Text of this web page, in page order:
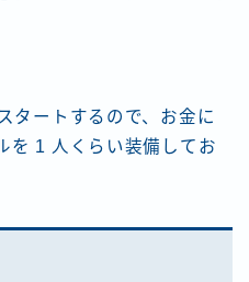
タートするので、お金に
を 1 人くらい装備してお